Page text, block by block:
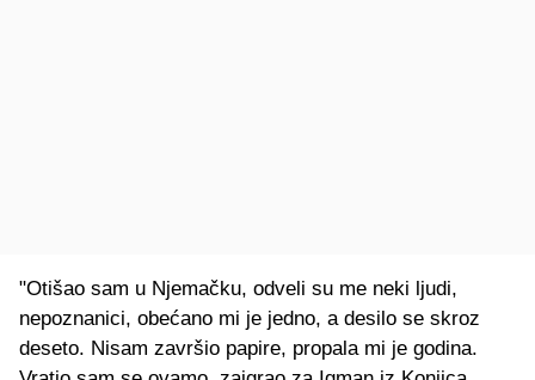
"Otišao sam u Njemačku, odveli su me neki ljudi,
nepoznanici, obećano mi je jedno, a desilo se skroz
deseto. Nisam završio papire, propala mi je godina.